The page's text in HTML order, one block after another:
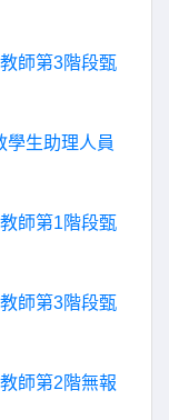
師第3階段甄
學生助理人員
師第1階段甄
師第3階段甄
師第2階無報